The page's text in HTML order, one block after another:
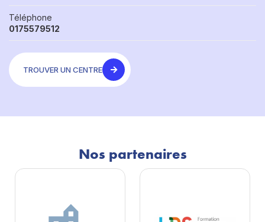
Téléphone
0175579512
TROUVER UN CENTRE
Nos partenaires